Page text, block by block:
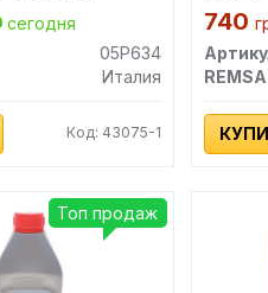
сегодня
05P634
Италия
Код: 43075-1
740
REMSA
Топ продаж